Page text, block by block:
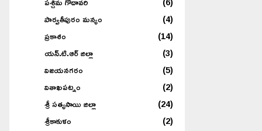
పార్వతీపురం మన్యం
(4)
ప్రకాశం
(14)
యన్.టి.ఆర్ జిల్లా
(3)
విజయనగరం
(5)
విశాఖపట్నం
(2)
శ్రీ సత్యసాయి జిల్లా
(24)
శ్రీకాకుళం
(2)